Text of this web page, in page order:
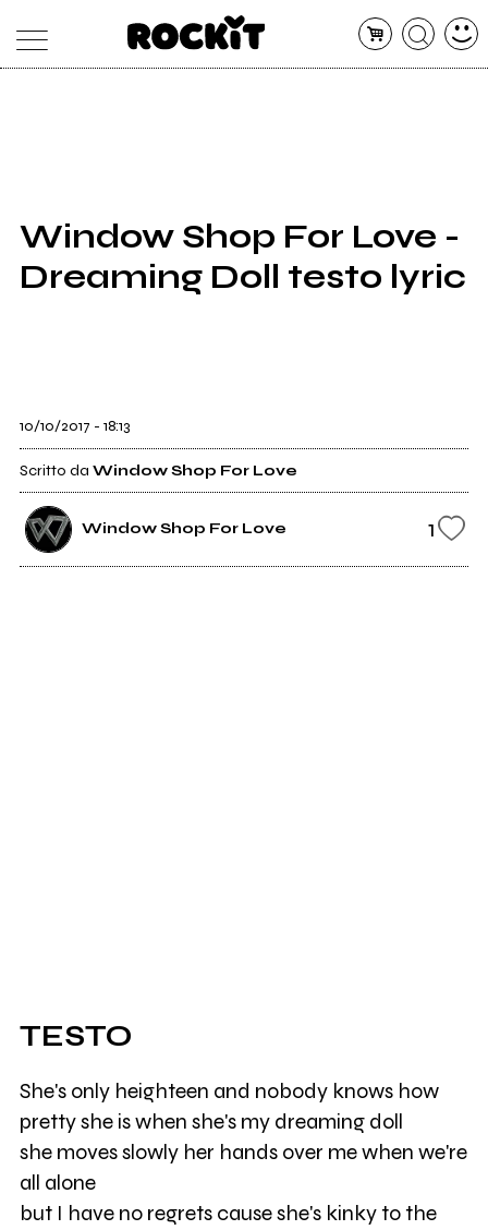
SHOP
RADIO
Window Shop For Love -
Dreaming Doll testo lyric
10/10/2017 - 18:13
Scritto da Window Shop For Love
Window Shop For Love 1
TESTO
She's only heighteen and nobody knows how
pretty she is when she's my dreaming doll
she moves slowly her hands over me when we're
all alone
but I have no regrets cause she's kinky to the